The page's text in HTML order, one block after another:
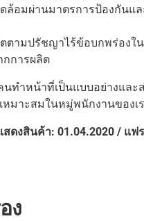
ล้อมผ่านมาตรการป้องกันแ
ตามปรัชญาไร้ข้อบกพร่องใน
กการผลิต
ทำหน้าที่เป็นแบบอย่างและส่
มาะสมในหมู่พนักงานของเ
ดงสินค้า: 01.04.2020 / แฟ
ง